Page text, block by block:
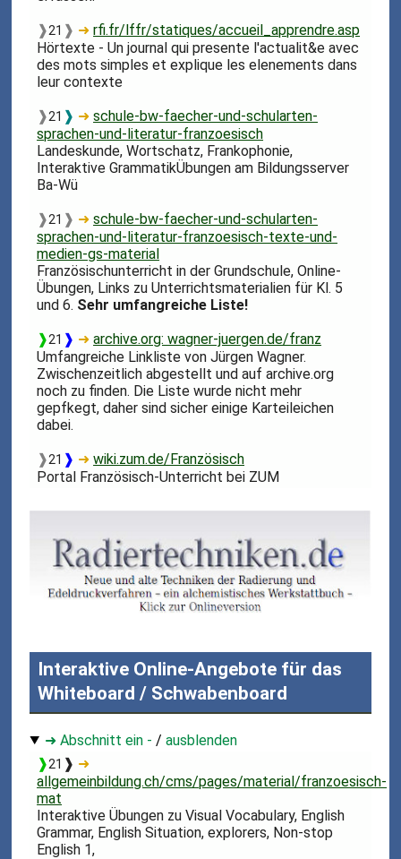
❱21 ❱ ➜rfi.fr/lffr/statiques/accueil_apprendre.asp
Hörtexte - Un journal qui presente l'actualit&e avec
des mots simples et explique les elenements dans
leur contexte
❱21 ❱ ➜schule-bw-faecher-und-schularten-
sprachen-und-literatur-franzoesisch
Landeskunde, Wortschatz, Frankophonie,
Interaktive GrammatikÜbungen am Bildungsserver
Ba-Wü
❱21 ❱ ➜schule-bw-faecher-und-schularten-
sprachen-und-literatur-franzoesisch-texte-und-
medien-gs-material
Französischunterricht in der Grundschule, Online-
Übungen, Links zu Unterrichtsmaterialien für Kl. 5
und 6. Sehr umfangreiche Liste!
❱21 ❱ ➜archive.org: wagner-juergen.de/franz
Umfangreiche Linkliste von Jürgen Wagner.
Zwischenzeitlich abgestellt und auf archive.org
noch zu finden. Die Liste wurde nicht mehr
gepfkegt, daher sind sicher einige Karteileichen
dabei.
❱21 ❱ ➜wiki.zum.de/Französisch
Portal Französisch-Unterricht bei ZUM
Interaktive Online-Angebote für das
Whiteboard / Schwabenboard
➜ Abschnitt ein - /ausblenden
❱21 ❱ ➜
allgemeinbildung.ch/cms/pages/material/franzoesisch-
mat
Interaktive Übungen zu Visual Vocabulary, English
Grammar, English Situation, explorers, Non-stop
English 1,